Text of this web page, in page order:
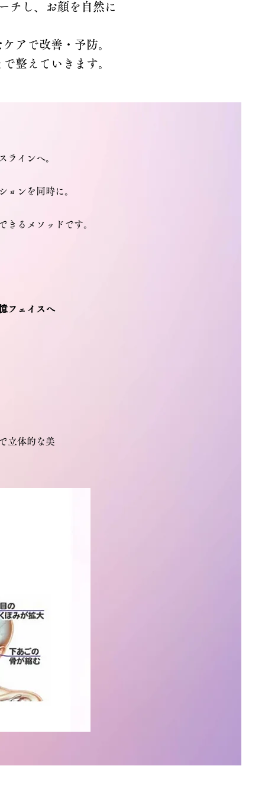
チし、お顔を自然に
アで改善・予防。
整えていきます。
ラインへ。
ョンを同時に。
るメソッドです。
フェイスへ
立体的な美